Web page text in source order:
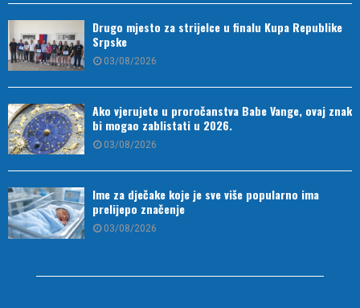
Drugo mjesto za strijelce u finalu Kupa Republike
Srpske
03/08/2026
Ako vjerujete u proročanstva Babe Vange, ovaj znak
bi mogao zablistati u 2026.
03/08/2026
Ime za dječake koje je sve više popularno ima
prelijepo značenje
03/08/2026